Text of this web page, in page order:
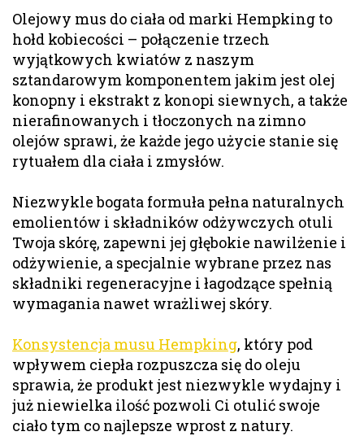
Olejowy mus do ciała od marki Hempking to
hołd kobiecości – połączenie trzech
wyjątkowych kwiatów z naszym
sztandarowym komponentem jakim jest olej
konopny i ekstrakt z konopi siewnych, a także
nierafinowanych i tłoczonych na zimno
olejów sprawi, że każde jego użycie stanie się
rytuałem dla ciała i zmysłów.
Niezwykle bogata formuła pełna naturalnych
emolientów i składników odżywczych otuli
Twoja skórę, zapewni jej głębokie nawilżenie i
odżywienie, a specjalnie wybrane przez nas
składniki regeneracyjne i łagodzące spełnią
wymagania nawet wrażliwej skóry.
Konsystencja musu Hempking, który pod
wpływem ciepła rozpuszcza się do oleju
sprawia, że produkt jest niezwykle wydajny i
już niewielka ilość pozwoli Ci otulić swoje
ciało tym co najlepsze wprost z natury.